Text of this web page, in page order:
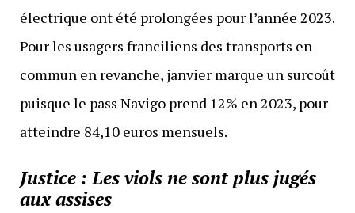
électrique ont été prolongées pour l’année 2023.
Pour les usagers franciliens des transports en
commun en revanche, janvier marque un surcoût
puisque le pass Navigo prend 12% en 2023, pour
atteindre 84,10 euros mensuels.
Justice : Les viols ne sont plus jugés
aux assises